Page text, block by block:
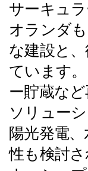
サーキュ
オランダ
な建設と
ています
ー貯蔵な
ソリュー
陽光発電
性も検討